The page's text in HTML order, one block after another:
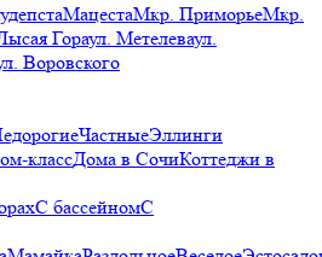
МацестаМкр. ПриморьеМкр.
Гораул. Метелеваул.
Воровского
ЧастныеЭллинги
классДома в СочиКоттеджи в
С бассейномС